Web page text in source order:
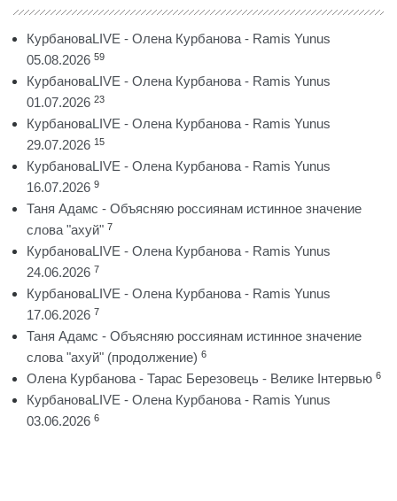
КурбановаLIVE - Олена Курбанова - Ramis Yunus
05.08.2026 59
КурбановаLIVE - Олена Курбанова - Ramis Yunus
01.07.2026 23
КурбановаLIVE - Олена Курбанова - Ramis Yunus
29.07.2026 15
КурбановаLIVE - Олена Курбанова - Ramis Yunus
16.07.2026 9
Таня Адамс - Объясняю россиянам истинное значение
слова "ахуй" 7
КурбановаLIVE - Олена Курбанова - Ramis Yunus
24.06.2026 7
КурбановаLIVE - Олена Курбанова - Ramis Yunus
17.06.2026 7
Таня Адамс - Объясняю россиянам истинное значение
слова "ахуй" (продолжение) 6
Олена Курбанова - Тарас Березовець - Велике Інтервью 6
КурбановаLIVE - Олена Курбанова - Ramis Yunus
03.06.2026 6